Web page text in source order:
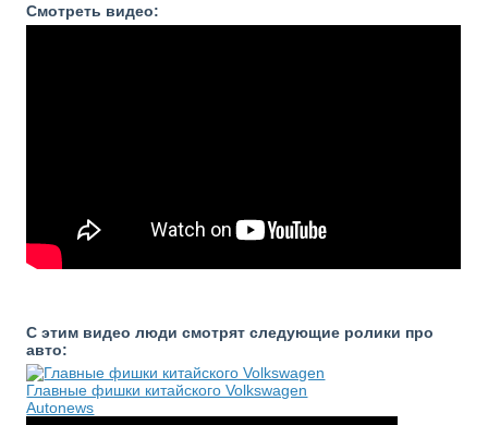
Смотреть видео:
С этим видео люди смотрят следующие ролики про
авто:
Главные фишки китайского Volkswagen
Autonews